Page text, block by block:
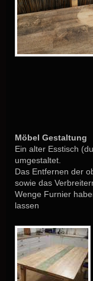
Möbel Gestaltung
Ein alter Esstisch
umgestaltet.
Das Entfernen der
sowie das
Wenge Furnier
lassen